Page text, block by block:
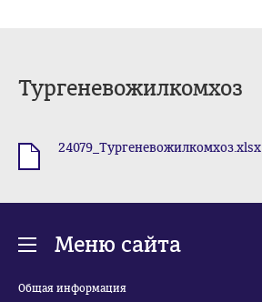
Тургеневожилкомхоз
24079_Тургеневожилкомхоз.xlsx
Меню сайта
Общая информация